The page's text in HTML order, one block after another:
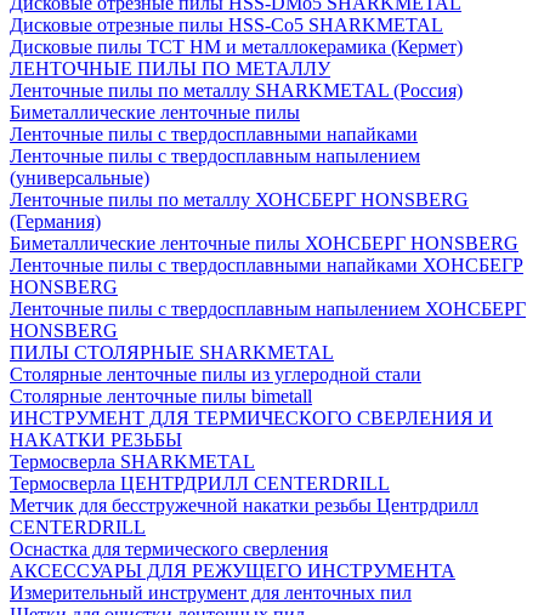
Дисковые отрезные пилы HSS-Co5 SHARKMETAL
Дисковые пилы ТСТ НМ и металлокерамика (Кермет)
ЛЕНТОЧНЫЕ ПИЛЫ ПО МЕТАЛЛУ
Ленточные пилы по металлу SHARKMETAL (Россия)
Биметаллические ленточные пилы
Ленточные пилы с твердосплавными напайками
Ленточные пилы с твердосплавным напылением
(универсальные)
Ленточные пилы по металлу ХОНСБЕРГ HONSBERG
(Германия)
Биметаллические ленточные пилы ХОНСБЕРГ HONSBERG
Ленточные пилы с твердосплавными напайками ХОНСБЕГР
HONSBERG
Ленточные пилы с твердосплавным напылением ХОНСБЕРГ
HONSBERG
ПИЛЫ СТОЛЯРНЫЕ SHARKMETAL
Столярные ленточные пилы из углеродной стали
Столярные ленточные пилы bimetall
ИНСТРУМЕНТ ДЛЯ ТЕРМИЧЕСКОГО СВЕРЛЕНИЯ И
НАКАТКИ РЕЗЬБЫ
Термосверла SHARKMETAL
Термосверла ЦЕНТРДРИЛЛ CENTERDRILL
Метчик для бесстружечной накатки резьбы Центрдрилл
CENTERDRILL
Оснастка для термического сверления
АКСЕССУАРЫ ДЛЯ РЕЖУЩЕГО ИНСТРУМЕНТА
Измерительный инструмент для ленточных пил